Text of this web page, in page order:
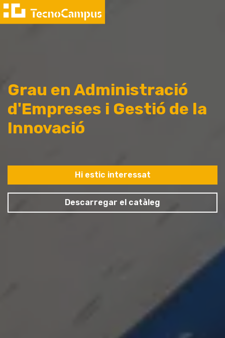
Grau en Administració
d'Empreses i Gestió de la
Innovació
Hi estic interessat
Descarregar el catàleg